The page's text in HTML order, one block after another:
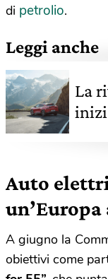
di petrolio.
Leggi anche
La
Auto
A giugno la
obiettivi come